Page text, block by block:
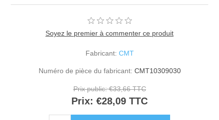
Soyez le premier à commenter ce produit
Fabricant: CMT
Numéro de pièce du fabricant: CMT10309030
Prix public: €33,66 TTC
Prix: €28,09 TTC